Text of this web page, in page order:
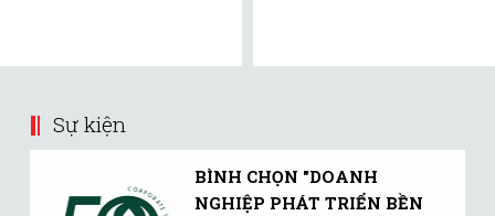
Sự kiện
BÌNH CHỌN "DOANH
NGHIỆP PHÁT TRIỂN BỀN